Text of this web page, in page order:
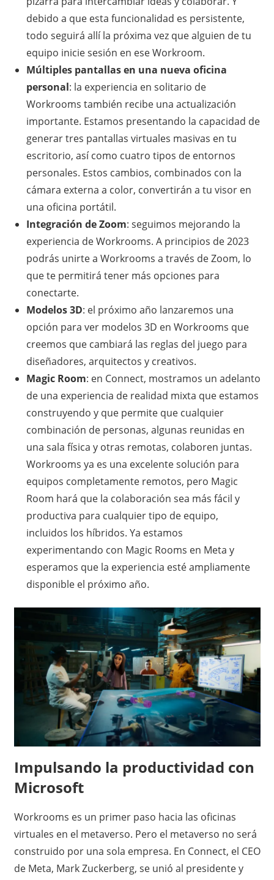
debido a que esta funcionalidad es persistente,
todo seguirá allí la próxima vez que alguien de tu
equipo inicie sesión en ese Workroom.
Múltiples pantallas en una nueva oficina
personal: la experiencia en solitario de
Workrooms también recibe una actualización
importante. Estamos presentando la capacidad de
generar tres pantallas virtuales masivas en tu
escritorio, así como cuatro tipos de entornos
personales. Estos cambios, combinados con la
cámara externa a color, convertirán a tu visor en
una oficina portátil.
Integración de Zoom: seguimos mejorando la
experiencia de Workrooms. A principios de 2023
podrás unirte a Workrooms a través de Zoom, lo
que te permitirá tener más opciones para
conectarte.
Modelos 3D: el próximo año lanzaremos una
opción para ver modelos 3D en Workrooms que
creemos que cambiará las reglas del juego para
diseñadores, arquitectos y creativos.
Magic Room: en Connect, mostramos un adelanto
de una experiencia de realidad mixta que estamos
construyendo y que permite que cualquier
combinación de personas, algunas reunidas en
una sala física y otras remotas, colaboren juntas.
Workrooms ya es una excelente solución para
equipos completamente remotos, pero Magic
Room hará que la colaboración sea más fácil y
productiva para cualquier tipo de equipo,
incluidos los híbridos. Ya estamos
experimentando con Magic Rooms en Meta y
esperamos que la experiencia esté ampliamente
disponible el próximo año.
Impulsando la productividad con
Microsoft
Workrooms es un primer paso hacia las oficinas
virtuales en el metaverso. Pero el metaverso no será
construido por una sola empresa. En Connect, el CEO
de Meta, Mark Zuckerberg, se unió al presidente y